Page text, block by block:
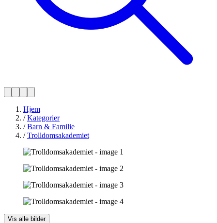
Hjem
/Kategorier
/Barn & Familie
/Trolldomsakademiet
Vis alle bilder